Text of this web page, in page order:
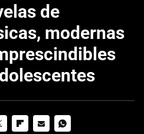
de
modernas